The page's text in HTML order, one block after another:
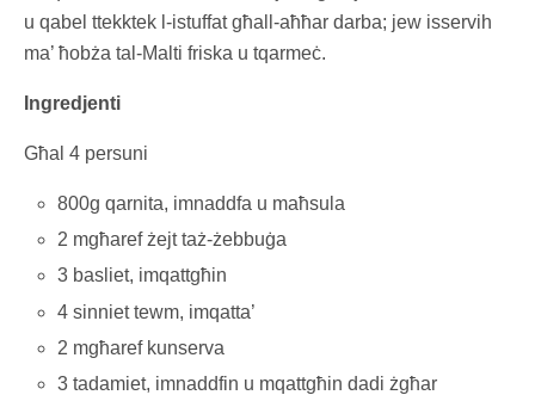
u qabel ttekktek l-istuffat għall-aħħar darba; jew isservih
ma’ ħobża tal-Malti friska u tqarmeċ.
Ingredjenti
Għal 4 persuni
800g qarnita, imnaddfa u maħsula
2 mgħaref żejt taż-żebbuġa
3 basliet, imqattgħin
4 sinniet tewm, imqatta’
2 mgħaref kunserva
3 tadamiet, imnaddfin u mqattgħin dadi żgħar